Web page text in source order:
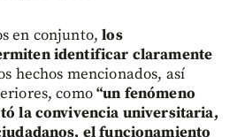
en conjunto,los
identificar claramente
hechos mencionados, así
como“un fenómeno
la convivencia universitaria,
el funcionamiento